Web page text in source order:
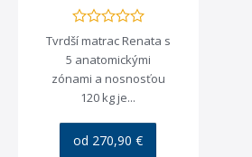
Tvrdší matrac Renata s
5 anatomickými
zónami a nosnosťou
120 kg je...
od 270,90 €